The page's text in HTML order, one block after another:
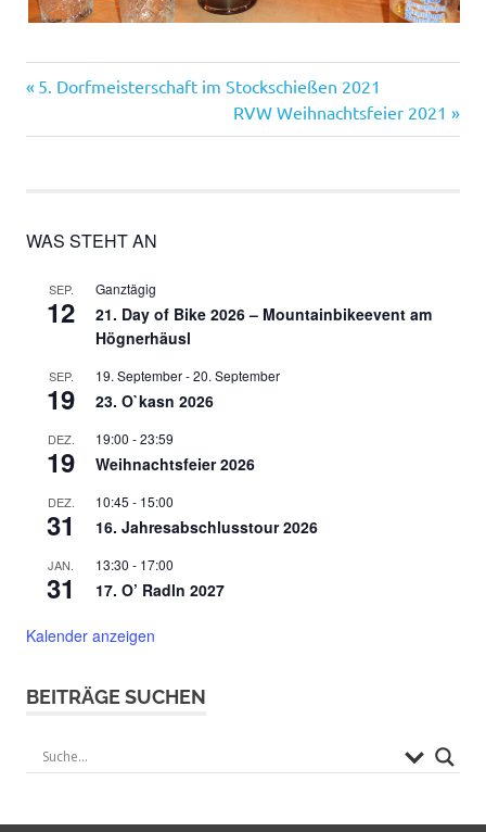
Beitragsnavigation
Vorheriger
5. Dorfmeisterschaft im Stockschießen 2021
Nächster
Beitrag:
RVW Weihnachtsfeier 2021
WAS STEHT AN
SEP.
12
Ganztägig
21. Day of Bike 2026 – Mountainbikeevent am
Högnerhäusl
SEP.
19
19. September-20. September
23. O`kasn 2026
DEZ.
19
19:00 -23:59
Weihnachtsfeier 2026
DEZ.
31
10:45 - 15:00
16. Jahresabschlusstour 2026
JAN.
31
13:30 - 17:00
17. O’ Radln 2027
Kalender anzeigen
BEITRÄGE SUCHEN